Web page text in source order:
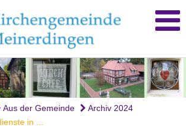
Aus der Gemeinde
Archiv 2024
in ...